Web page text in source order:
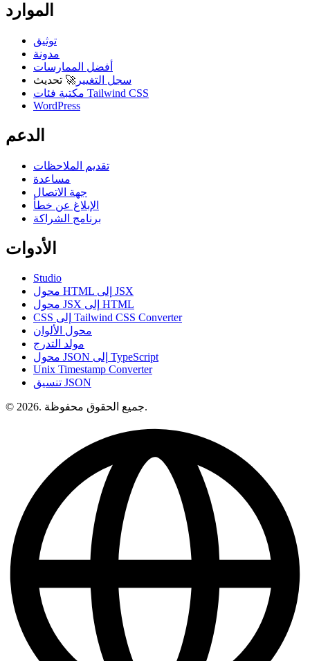
الموارد
توثيق
مدونة
أفضل الممارسات
سجل التغيير 🚀 تحديث
مكتبة فئات Tailwind CSS
WordPress
الدعم
تقديم الملاحظات
مساعدة
جهة الاتصال
الإبلاغ عن خطأ
برنامج الشراكة
الأدوات
Studio
محول HTML إلى JSX
محول JSX إلى HTML
CSS إلى Tailwind CSS Converter
محول الألوان
مولد التدرج
محول JSON إلى TypeScript
Unix Timestamp Converter
تنسيق JSON
© 2026. جميع الحقوق محفوظة.